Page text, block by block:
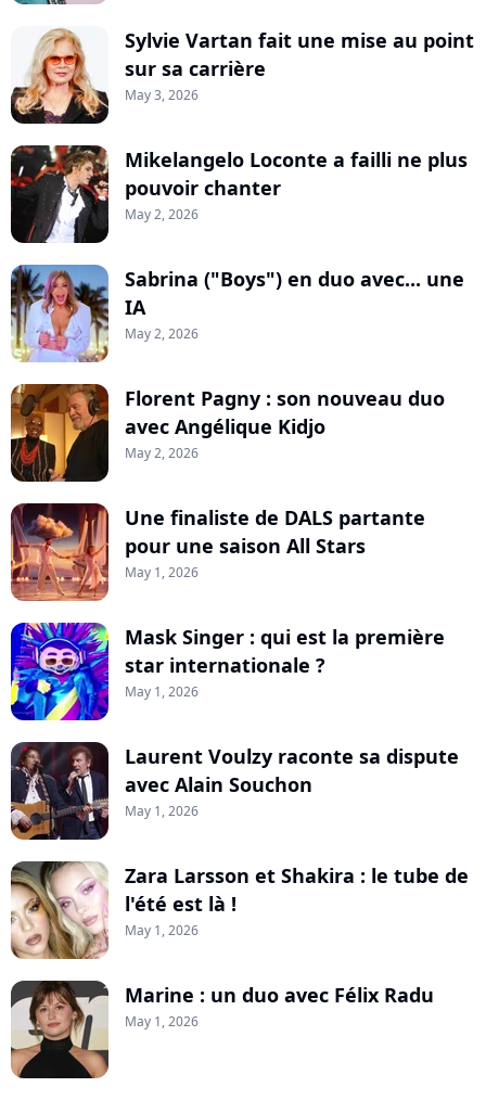
Sylvie Vartan fait une mise au point
sur sa carrière
May 3, 2026
Mikelangelo Loconte a failli ne plus
pouvoir chanter
May 2, 2026
Sabrina ("Boys") en duo avec... une
IA
May 2, 2026
Florent Pagny : son nouveau duo
avec Angélique Kidjo
May 2, 2026
Une finaliste de DALS partante
pour une saison All Stars
May 1, 2026
Mask Singer : qui est la première
star internationale ?
May 1, 2026
Laurent Voulzy raconte sa dispute
avec Alain Souchon
May 1, 2026
Zara Larsson et Shakira : le tube de
l'été est là !
May 1, 2026
Marine : un duo avec Félix Radu
May 1, 2026